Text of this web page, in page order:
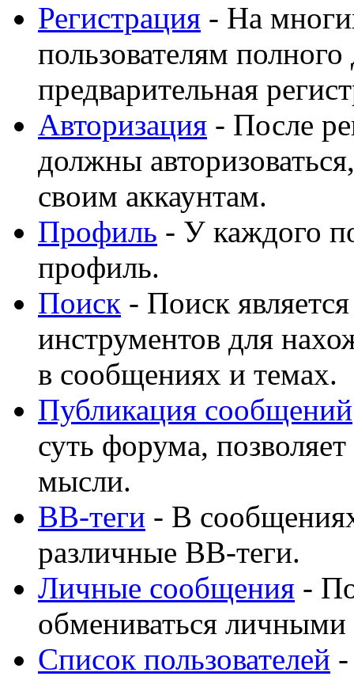
Регистрация - На
пользователям полного
предварительная
Авторизация - После
должны
своим аккаунтам.
Профиль - У каждого
профиль.
Поиск - Поиск
инструментов для
в сообщениях и темах.
Публикация сообщений
суть форума,
мысли.
BB-теги - В
различные BB-теги.
Личные сообщения -
обмениваться
Список пользователей